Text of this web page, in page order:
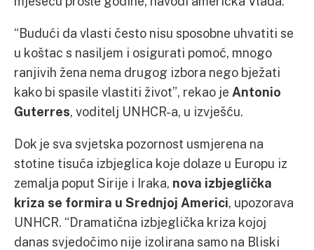
“Budući da vlasti često nisu sposobne uhvatiti se
u koštac s nasiljem i osigurati pomoć, mnogo
ranjivih žena nema drugog izbora nego bježati
kako bi spasile vlastiti život”, rekao je Antonio
Guterres, voditelj UNHCR-a, u izvješću.
Dok je sva svjetska pozornost usmjerena na
stotine tisuća izbjeglica koje dolaze u Europu iz
zemalja poput Sirije i Iraka, nova izbjeglička
kriza se formira u Srednjoj Americi, upozorava
UNHCR. “Dramatična izbjeglička kriza kojoj
danas svjedočimo nije izolirana samo na Bliski